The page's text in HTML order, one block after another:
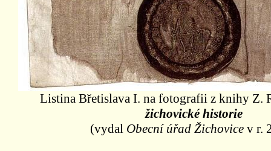
Listina Břetislava I. na fotografii z knihy Z.
žichovické historie
(vydal Obecní úřad Žichovice v r.